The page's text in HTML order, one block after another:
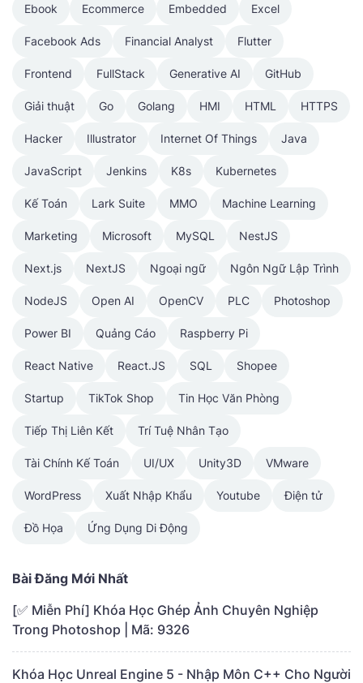
Ebook Ecommerce Embedded Excel
Facebook Ads Financial Analyst Flutter
Frontend FullStack Generative AI GitHub
Giải thuật Go Golang HMI HTML HTTPS
Hacker Illustrator Internet Of Things Java
JavaScript Jenkins K8s Kubernetes
Kế Toán Lark Suite MMO Machine Learning
Marketing Microsoft MySQL NestJS
Next.js NextJS Ngoại ngữ Ngôn Ngữ Lập Trình
NodeJS Open AI OpenCV PLC Photoshop
Power BI Quảng Cáo Raspberry Pi
React Native React.JS SQL Shopee
Startup TikTok Shop Tin Học Văn Phòng
Tiếp Thị Liên Kết Trí Tuệ Nhân Tạo
Tài Chính Kế Toán UI/UX Unity3D VMware
WordPress Xuất Nhập Khẩu Youtube Điện tử
Đồ Họa Ứng Dụng Di Động
Bài Đăng Mới Nhất
[✅ Miễn Phí] Khóa Học Ghép Ảnh Chuyên Nghiệp
Trong Photoshop | Mã: 9326
Khóa Học Unreal Engine 5 - Nhập Môn C++ Cho Người